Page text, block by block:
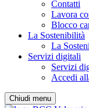
Contatti
Lavora
Blocco
La Sostenibilità
La
Servizi digitali
Servizi
Accedi
Chiudi menu